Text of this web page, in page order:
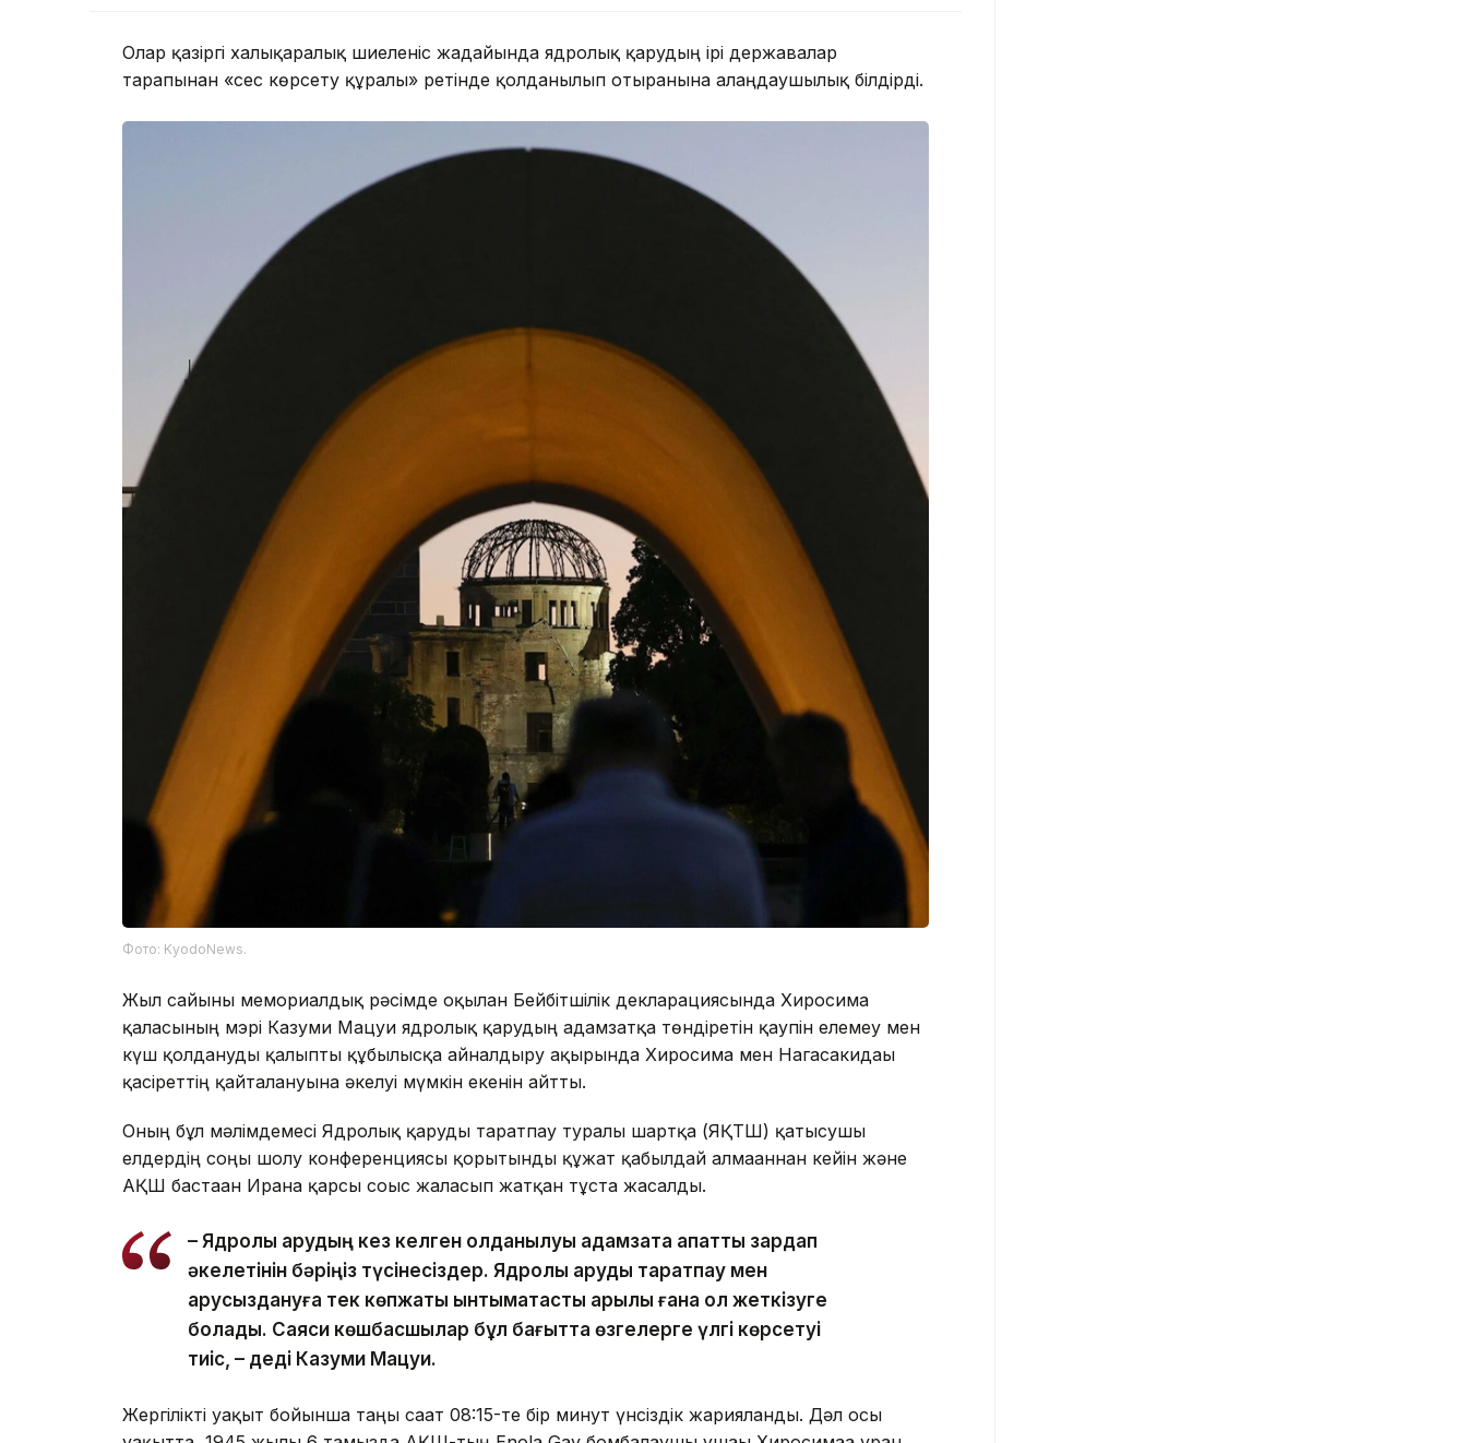
Олар қазіргі халықаралық шиеленіс жағдайында ядролық қарудың ірі державалар
тарапынан «сес көрсету құралы» ретінде қолданылып отырғанына алаңдаушылық білдірді.
Фото: KyodoNews.
Жыл сайынғы мемориалдық рәсімде оқылған Бейбітшілік декларациясында Хиросима
қаласының мэрі Казуми Мацуи ядролық қарудың адамзатқа төндіретін қаупін елемеу мен
күш қолдануды қалыпты құбылысқа айналдыру ақырында Хиросима мен Нагасакидағы
қасіреттің қайталануына әкелуі мүмкін екенін айтты.
Оның бұл мәлімдемесі Ядролық қаруды таратпау туралы шартқа (ЯҚТШ) қатысушы
елдердің соңғы шолу конференциясы қорытынды құжат қабылдай алмағаннан кейін және
АҚШ бастаған Иранға қарсы соғыс жалғасып жатқан тұста жасалды.
– Ядролық қарудың кез келген қолданылуы адамзатқа апатты зардап
әкелетінін бәріңіз түсінесіздер. Ядролық қаруды таратпау мен
қарусыздануға тек көпжақты ынтымақтастық арқылы ғана қол жеткізуге
болады. Саяси көшбасшылар бұл бағытта өзгелерге үлгі көрсетуі
тиіс, – деді Казуми Мацуи.
Жергілікті уақыт бойынша таңғы сағат 08:15-те бір минут үнсіздік жарияланды. Дәл осы